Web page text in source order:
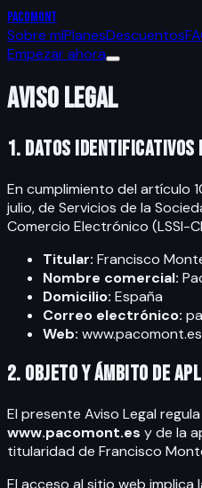
PACOMONT
Sobre míPlanesDescuentos
Empezar ahora
Aviso Legal
1. Datos
En cumplimiento del artículo
julio, de Servicios de la
Comercio Electrónico (LSSI-
Titular: Francisco
Nombre comercial:
Domicilio: España
Correo electrónico:
Web: www.pacomont.es
2. Objeto y ámbito de
El presente Aviso Legal
www.pacomont.es y de la
titularidad de Francisco
El acceso al sitio web implica